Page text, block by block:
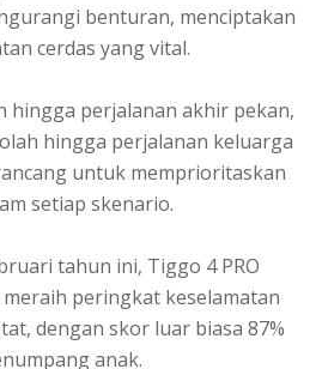
benturan, menciptakan
cerdas yang vital.
hingga perjalanan akhir pekan,
hingga perjalanan keluarga
untuk memprioritaskan
setiap skenario.
tahun ini, Tiggo 4 PRO
peringkat keselamatan
dengan skor luar biasa 87%
anak.